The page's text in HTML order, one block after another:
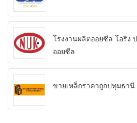
โรงงานผลิตออยซีล โอริง
ออยซีล
ขายเหล็กราคาถูกปทุมธานี